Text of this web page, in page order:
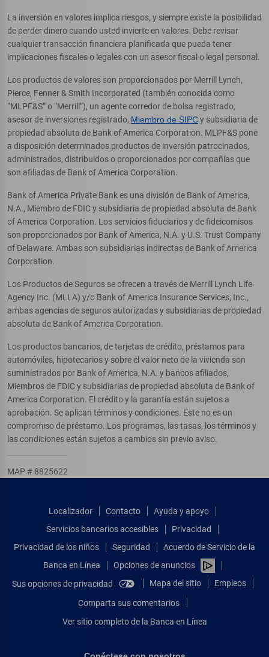
La inversión en valores implica riesgos, y siempre existe la posibilidad
de perder dinero cuando usted invierte en valores. Debe revisar
cualquier transacción financiera planificada que pueda tener
implicaciones fiscales o legales con un asesor fiscal o legal personal.
Los productos de valores son proporcionados por Merrill Lynch,
Pierce, Fenner & Smith Incorporated (también conocida como
“MLPF&S” o “Merrill”), un agente corredor de bolsa registrado,
asesor de inversiones registrado, Miembro de SIPCy subsidiaria de
propiedad absoluta de Bank of America Corporation. MLPF&S pone
a disposición determinados productos de inversión patrocinados,
administrados, distribuidos o proporcionados por compañías que
son afiliadas de Bank of America Corporation.
Bank of America Private Bank es una división de Bank of America,
N.A., Miembro de FDIC y subsidiaria de propiedad absoluta de Bank
of America Corporation. Los servicios fiduciarios y de fideicomisos
son proporcionados por Bank of America, N.A. y U.S. Trust Company
of Delaware. Ambas son subsidiarias indirectas de Bank of America
Corporation.
Los Productos de Seguros se ofrecen a través de Merrill Lynch Life
Agency Inc. (MLLA) y/o Bank of America Insurance Services, Inc.,
ambas agencias de seguros autorizadas y subsidiarias de propiedad
absoluta de Bank of America Corporation.
Los productos bancarios, de tarjetas de crédito, préstamos para
automóviles, hipotecarios y sobre el valor neto de la vivienda son
suministrados por Bank of America, N.A. y bancos afiliados,
Miembros de FDIC y subsidiarias de propiedad absoluta de Bank of
America Corporation. El crédito y la garantía están sujetos a
aprobación. Se aplican términos y condiciones. Este no es un
compromiso de préstamo. Los programas, las tasas, los términos y
las condiciones están sujetos a cambios sin previo aviso.
MAP # 8825622
Localizador Contacto
Ayuda y apoyo
Servicios bancarios accesibles
Privacidad
Privacidad de los niños
Seguridad
Acuerdo de Servicio de la
Banca en Línea
Opciones de anuncios
Sus opciones de privacidad
Mapa del sitio Empleos
Comparta sus comentarios
Ver sitio completo de la Banca en Línea